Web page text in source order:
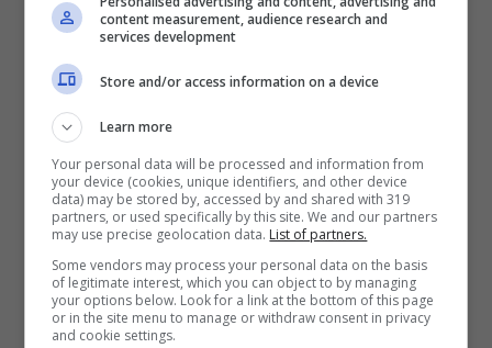
Come svelato dall’amministratore delegato
potrebbe formulare un’offerta importante per
il talentuoso attaccante argentino Benjamin
Dominguez. Classe 2003, è esploso
letteralmente nella passata stagione a suon di
gol ed assist.Tante big europee hanno
chiesto informazioni per il talentuoso
esterno offensivo argentino, ma ora
potrebbe arrivare la proposta del club
content measurement, audience research and
services development
Store and/or access information on a device
Learn more
Your personal data will be processed and information from
your device (cookies, unique identifiers, and other device
data) may be stored by, accessed by and shared with 319
partners, or used specifically by this site. We and our partners
may use precise geolocation data. List of partners.
Some vendors may process your personal data on the basis
of legitimate interest, which you can object to by managing
your options below. Look for a link at the bottom of this page
or in the site menu to manage or withdraw consent in privacy
and cookie settings.